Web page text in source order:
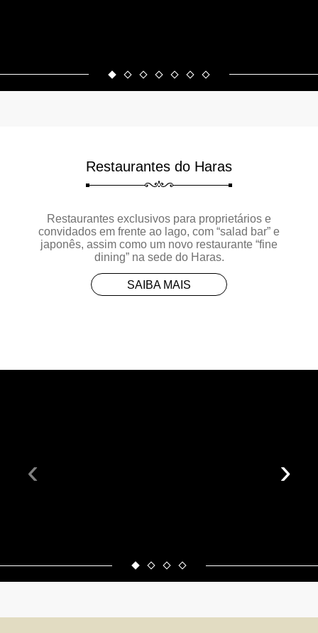
Restaurantes do Haras
Restaurantes exclusivos para proprietários e
convidados em frente ao lago, com “salad bar” e
japonês, assim como um novo restaurante “fine
dining” na sede do Haras.
SAIBA MAIS
‹ ›